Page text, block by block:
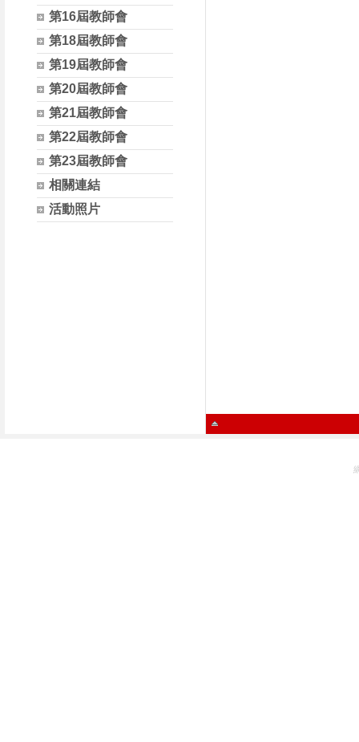
第16屆教師會
第18屆教師會
第19屆教師會
第20屆教師會
第21屆教師會
第22屆教師會
第23屆教師會
相關連結
活動照片